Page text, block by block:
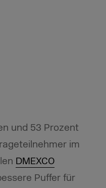
und 53 Prozent
im
DMEXCO
Puffer für